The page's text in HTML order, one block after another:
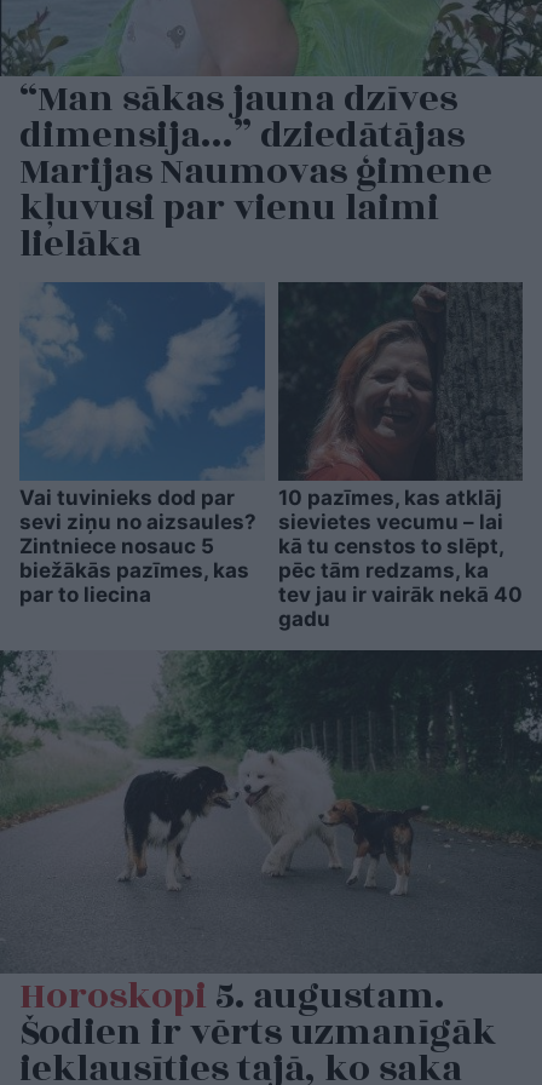
“Man sākas jauna dzīves
dimensija…” dziedātājas
Marijas Naumovas ģimene
kļuvusi par vienu laimi
lielāka
Vai tuvinieks dod par
sevi ziņu no aizsaules?
Zintniece nosauc 5
biežākās pazīmes, kas
par to liecina
10 pazīmes, kas atklāj
sievietes vecumu – lai
kā tu censtos to slēpt,
pēc tām redzams, ka
tev jau ir vairāk nekā 40
gadu
Horoskopi5. augustam.
Šodien ir vērts uzmanīgāk
ieklausīties tajā, ko saka